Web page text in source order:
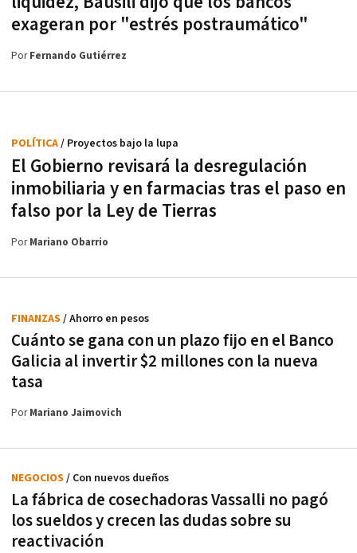
exageran por "estrés postraumático"
PorFernando Gutiérrez
El Gobierno revisará la desregulación
inmobiliaria y en farmacias tras el paso en
falso por la Ley de Tierras
POLÍTICA/ Proyectos bajo la lupa
PorMariano Obarrio
Cuánto se gana con un plazo fijo en el Banco
Galicia al invertir $2 millones con la nueva
tasa
FINANZAS / Ahorro en pesos
PorMariano Jaimovich
La fábrica de cosechadoras Vassalli no pagó
los sueldos y crecen las dudas sobre su
reactivación
NEGOCIOS / Con nuevos dueños